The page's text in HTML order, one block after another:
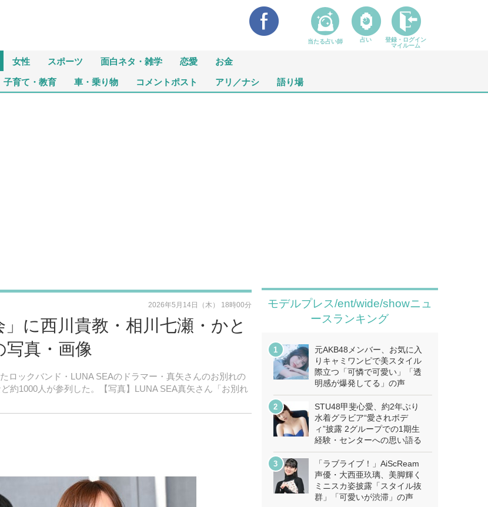
女性 スポーツ 面白ネタ・雑学 恋愛 お金
子育て・教育 車・乗り物 コメントポスト アリ／ナシ 語り場
に西川貴教・相川七瀬・かと
写真・画像
ロックバンド・LUNA SEAのドラマー・真矢さんのお別れの
約1000人が参列した。【写真】LUNA SEA真矢さん「お別れ
2026年5月14日（木） 18時00分
モデルプレス/ent/wide/showニュ
ースランキング
元AKB48メンバー、お気に入
りキャミワンピで美スタイル
際立つ「可憐で可愛い」「透
明感が爆発してる」の声
STU48甲斐心愛、約2年ぶり
水着グラビア“愛されボデ
ィ”披露 2グループでの1期生
経験・センターへの思い語る
「ラブライブ！」AiScReam
声優・大西亜玖璃、美脚輝く
ミニスカ姿披露「スタイル抜
群」「可愛いが渋滞」の声
当たる占い師 占い
登録・ログイン
マイルーム